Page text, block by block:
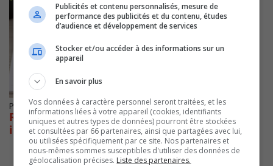
Publié le 16 septembre 2021 à 13h55
Recharge de carte OPUS par téléphone
intelligent
Publicités et contenu personnalisés, mesure de
performance des publicités et du contenu, études
d’audience et développement de services
Stocker et/ou accéder à des informations sur un
appareil
En savoir plus
Vos données à caractère personnel seront traitées, et les
informations liées à votre appareil (cookies, identifiants
uniques et autres types de données) pourront être stockées
et consultées par 66 partenaires, ainsi que partagées avec lui,
ou utilisées spécifiquement par ce site. Nos partenaires et
nous-mêmes sommes susceptibles d'utiliser des données de
géolocalisation précises. Liste des partenaires.